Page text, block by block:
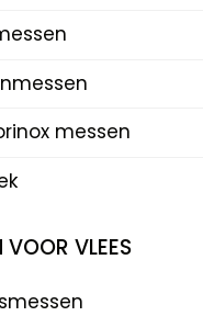
messen
VOOR VLEES